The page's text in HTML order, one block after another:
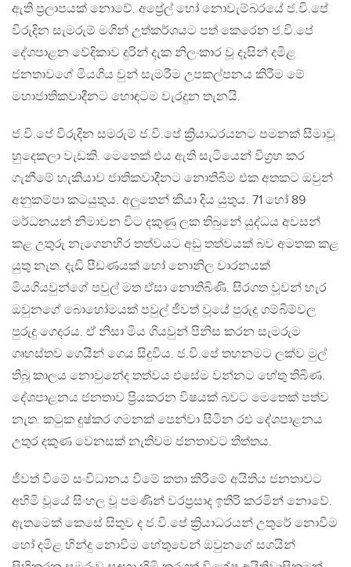
ඇති ප්‍රලාපයක් නොවේ. අප්‍රේල් හෝ නොවැම්බරයේ ජ.වි.පේ
විරුදින සැමරුම් මගින් උත්කර්ශයට පත් කෙරෙන ජ.වි.පේ
දේශපාළන වේදිකාව දුරින් දැක නිලංකාර වූ දෑසින් දමිළ
ජනතාවගේ මියගිය වුන් සැමරීම උපකල්පනය කිරීම මේ
මහාජාතිකවාදීනට හොඳටම වැරදුන තැනයි.
ජ.වි.පේ විරුදින සමරුම් ජ.වි.පේ ක්‍රියාධරයනට පමනක් සීමාවූ
හුදෙකලා වැඩකි. මෙතෙක් එය ඇති සැටියෙන් විග්‍රහ කර
ගැනීමේ හැකියාව ජාතිකවාදීනට නොතිබීම එක අතකට ඔවුන්
අනුකම්පා කටයුතුය. අලුතෙන් කියා දිය යුතුය. 71 හෝ 89
මර්ධනයන් නිමාවන විට දකුණු ලක තිබුනේ යුද්ධය අවසන්
කළ උතුරු නැගෙනහිර තත්වයට අඩු තත්වයක් බව අමතක කළ
යුතු නැත. දැඩි පීඩණයක් හෝ නොනිල වාරනයක්
මියගියවුන්ගේ පවුල් මත ඒසා නොතිබිණි. සිරගත වූවන් හැර
ඔවුනගේ බොහෝමයක් පවුල් ජීවත් වූයේ පුරුදු ගම්බිම්වල
පුරුදු ගෙදරය. ඒ නිසා මිය ගියවුන් පිනිස කරන සැමරුම
ගෘහස්තව ගෙයින් ගෙය සිදුවිය. ජ.වි.පේ තහනමට ලක්ව මුල්
තිබූ කාලය නොවුනේද තත්වය එසේම වන්නට හේතු තිබිණ.
දේශපාළනය ජනතාව ප්‍රියකරන විෂයක් බවට මෙතෙක් පත්ව
නැත. ක‍ටුක දුෂ්කර ගමනක් පෙන්වා සිටින රළු දේශපාළනය
උතුර දකුණ වෙනසක් නැතිවම ජනතාවට තිත්තය.
ජීවත් වීමේ සංවිධානය වීමේ කතා කිරීමේ අයිතිය ජනතාවට
අහිමි වූයේ සිංහල වූ පමණින් වරප්‍රසාද ඉතිරි කරමින් නොවේ.
ඇතමෙක් කෙසේ සිතුව ද ජ.වි.පේ ක්‍රියාධරයන් උතුරේ නොවීම
හෝ දමිළ හින්දු නොවීම හේතුවෙන් ඔවුනගේ සගයින්